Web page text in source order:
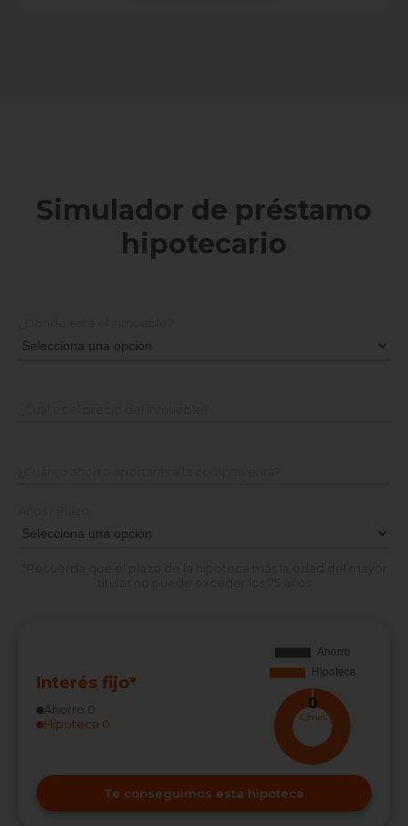
Simulador de préstamo
hipotecario
Interés fijo*
Ahorro 0
Hipoteca 0
0
€/mes
Te conseguimos esta hipoteca